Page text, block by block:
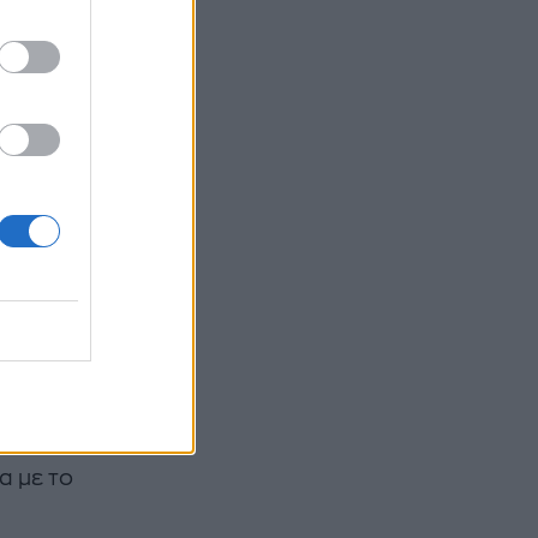
με
την
με το